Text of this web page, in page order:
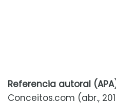
Referencia autoral
Conceitos.com (abr.,